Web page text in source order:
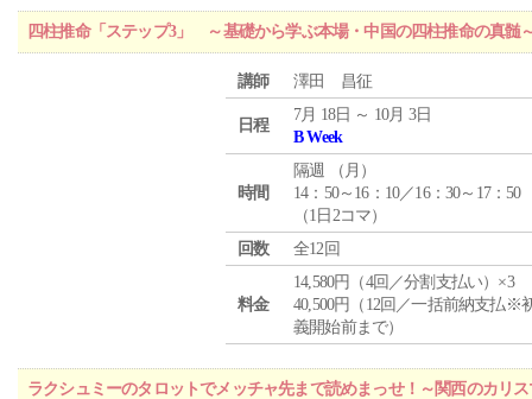
四柱推命「ステップ3」 ～基礎から学ぶ本場・中国の四柱推命の真髄
講師 澤田 昌征
日程
7月 18日 ～ 10月 3日
B Week
時間
隔週 （ 月 ）
14：50～16：10／16：30～17：50
（1日2コマ）
回数
全12回
料金
14,580円（4回／分割支払い）×3
40,500円（12回／一括前納支払※
義開始前まで）
ラクシュミーのタロットでメッチャ先まで読めまっせ！～関西のカリ